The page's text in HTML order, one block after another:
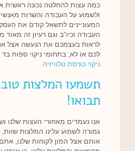
כמה עצות להחלטה נכונה ראשית
ולשמוע על העבודה והשרות
המעוניינים לתשאל קודם את
העבודה וכיו”ב וגם רעיון זה מאוד
לראות בעצמכם את הנעשה אצל
לכם או לא, בתחומי ניקוי ספות
ניקוי כורסת טלוויזיה
תשמעו המלצות
תבואו!
אנו נעמדים מאחורי העצות שלנו
גמורה לשמוע עלינו המלצות
אותם אצל המון לקוחות שלנו,